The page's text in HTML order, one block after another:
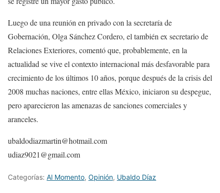
Luego de una reunión en privado con la secretaría de
Gobernación, Olga Sánchez Cordero, el también ex secretario de
Relaciones Exteriores, comentó que, probablemente, en la
actualidad se vive el contexto internacional más desfavorable para
crecimiento de los últimos 10 años, porque después de la crisis del
2008 muchas naciones, entre ellas México, iniciaron su despegue,
pero aparecieron las amenazas de sanciones comerciales y
aranceles.
ubaldodiazmartin@hotmail.com
udiaz9021@gmail.com
Categorías: Al Momento, Opinión, Ubaldo Díaz